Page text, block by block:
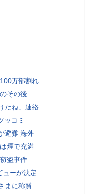
万部割れ
その後
たね」連絡
ッコミ
避難 海外
煙で充満
盗事件
ューが決定
まに称賛